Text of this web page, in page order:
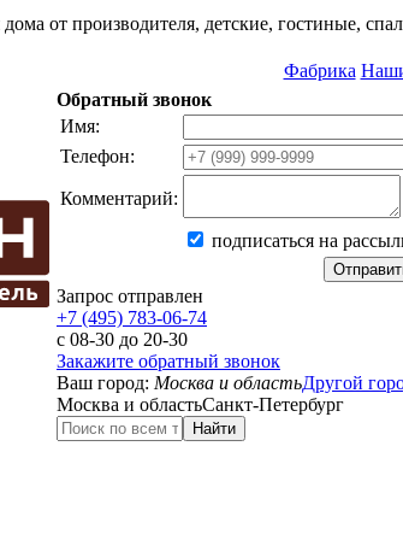
от производителя, детские, гостиные,
Фабрика
Обратный звонок
Имя:
Телефон:
Комментарий:
подписаться на
Запрос отправлен
+7 (495) 783-06-74
с 08-30 до 20-30
Закажите обратный звонок
Ваш город: Москва и областьДругой
Москва и областьСанкт-Петербург
Найти